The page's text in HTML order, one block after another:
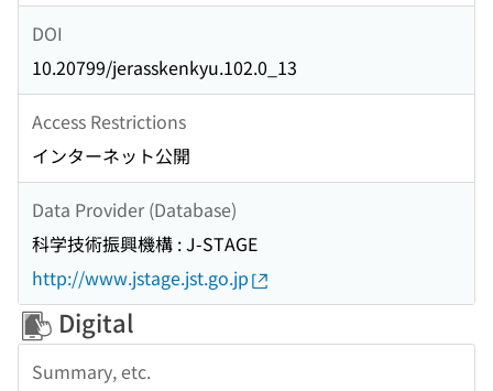
DOI
10.20799/jerasskenkyu.102.0_13
Access Restrictions
インターネット公開
Data Provider (Database)
科学技術振興機構 : J-STAGE
http://www.jstage.jst.go.jp
Digital
Summary, etc.